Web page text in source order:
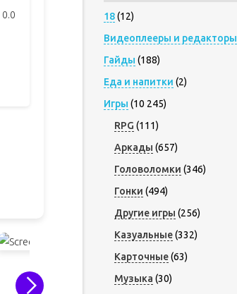
0.0
18(12)
Видеоплееры и редакторы
Гайды (188)
Еда и напитки (2)
Игры (10 245)
RPG (111)
Аркады (657)
Головоломки (346)
Гонки (494)
Другие игры (256)
Казуальные(332)
Карточные(63)
Музыка (30)